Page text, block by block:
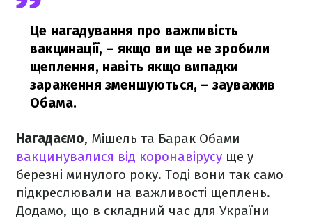
Це нагадування про важливість
вакцинації, – якщо ви ще не зробили
щеплення, навіть якщо випадки
зараження зменшуються, – зауважив
Обама.
Нагадаємо, Мішель та Барак Обами
вакцинувалися від коронавірусу ще у
березні минулого року. Тоді вони так само
підкреслювали на важливості щеплень.
Додамо, що в складний час для України